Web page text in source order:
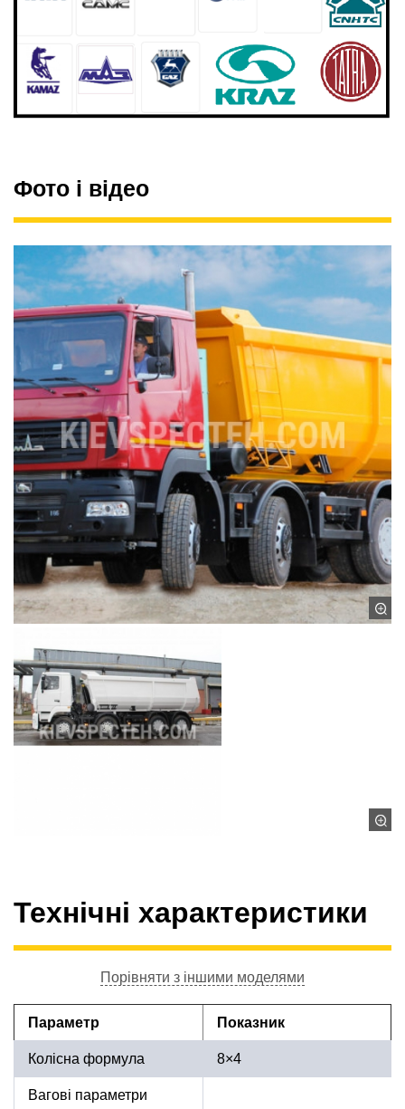
Фото і відео
Технічні характеристики
Порівняти з іншими моделями
Параметр Показник
Колісна формула 8×4
Вагові параметри